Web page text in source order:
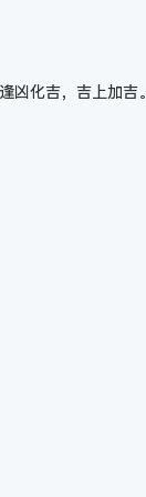
凶化吉，吉上加吉。